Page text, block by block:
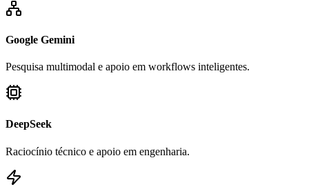
Google Gemini
Pesquisa multimodal e apoio em workflows inteligentes.
DeepSeek
Raciocínio técnico e apoio em engenharia.